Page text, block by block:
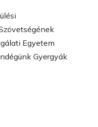
Egyetem
Gyergyák